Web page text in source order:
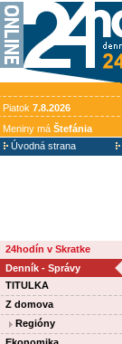
Piatok 7.8.2026
Meniny má Štefánia
Úvodná strana
24hodín v Skratke
Denník - Správy
TITULKA
Z domova
Regióny